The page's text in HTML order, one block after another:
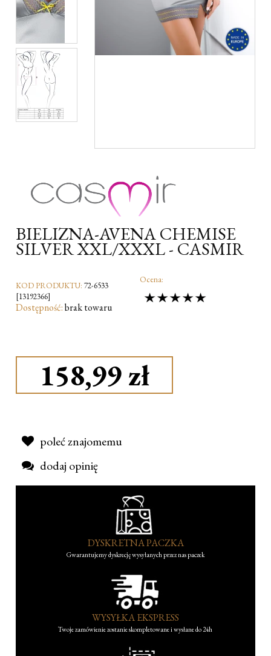
BIELIZNA-AVENA CHEMISE
SILVER XXL/XXXL - CASMIR
KOD PRODUKTU: 72-6533
[13192366]
Dostępność:brak towaru
Ocena:
158,99 zł
poleć znajomemu
dodaj opinię
DYSKRETNA PACZKA
Gwarantujemy dyskrecję wysyłanych przez nas paczek
WYSYŁKA EKSPRESS
Twoje zamówienie zostanie skompletowane i wysłane do 24h